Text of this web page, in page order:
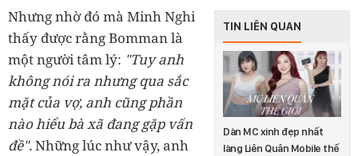
TIN LIÊN QUAN
Dàn MC xinh đẹp nhất
làng Liên Quân Mobile thế
Nhưng nhờ đó mà Minh Nghi
thấy được rằng Bomman là
một người tâm lý: "Tuy anh
không nói ra nhưng qua sắc
mặt của vợ, anh cũng phần
nào hiểu bà xã đang gặp vấn
đề".Những lúc như vậy, anh